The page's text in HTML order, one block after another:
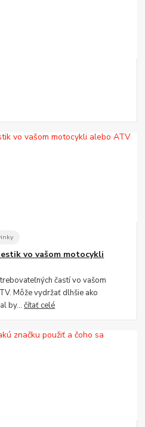
vo vašom motocykli
častí vo vašom
Môže vydržať dlhšie ako
by...čítať celé